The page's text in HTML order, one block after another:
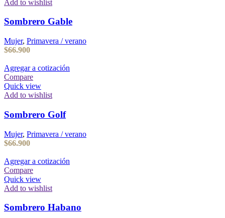
Add to wishlist
Sombrero Gable
Mujer, Primavera / verano
$66.900
Agregar a cotización
Compare
Quick view
Add to wishlist
Sombrero Golf
Mujer, Primavera / verano
$66.900
Agregar a cotización
Compare
Quick view
Add to wishlist
Sombrero Habano